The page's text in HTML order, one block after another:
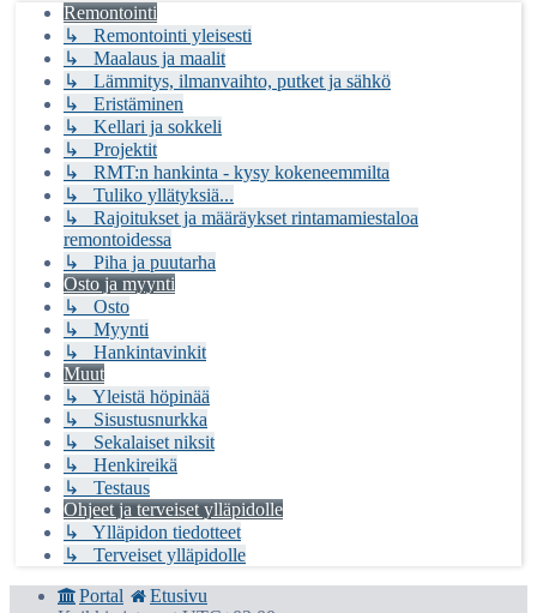
Remontointi
↳ Remontointi yleisesti
↳ Maalaus ja maalit
↳ Lämmitys, ilmanvaihto, putket ja sähkö
↳ Eristäminen
↳ Kellari ja sokkeli
↳ Projektit
↳ RMT:n hankinta - kysy kokeneemmilta
↳ Tuliko yllätyksiä...
↳ Rajoitukset ja määräykset rintamamiestaloa
remontoidessa
↳ Piha ja puutarha
Osto ja myynti
↳ Osto
↳ Myynti
↳ Hankintavinkit
Muut
↳ Yleistä höpinää
↳ Sisustusnurkka
↳ Sekalaiset niksit
↳ Henkireikä
↳ Testaus
Ohjeet ja terveiset ylläpidolle
↳ Ylläpidon tiedotteet
↳ Terveiset ylläpidolle
Portal
Etusivu